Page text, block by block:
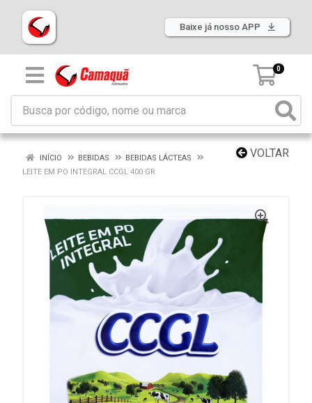
Baixe já nosso APP
0
VOLTAR
INÍCIO BEBIDAS
BEBIDAS LÁCTEAS
LEITE EM PO INTEGRAL CCGL 400 GR